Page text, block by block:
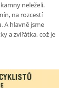
neleželi.
na rozcestí
A hlavně jsme
a zvířátka, což je